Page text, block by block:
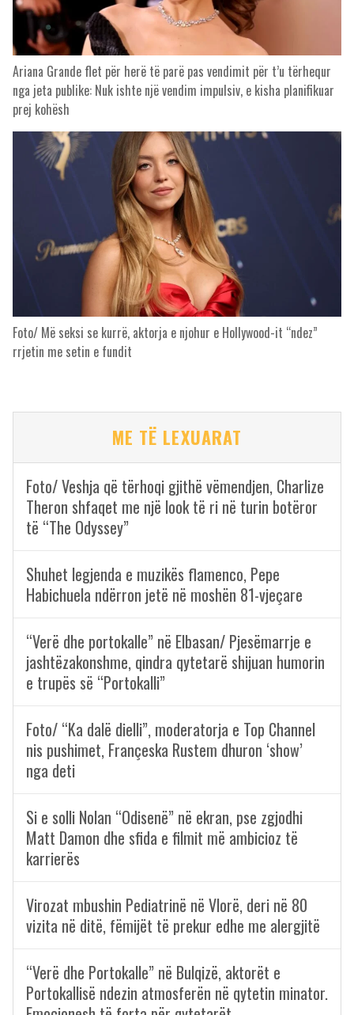
Ariana Grande flet për herë të parë pas vendimit për t’u tërhequr
nga jeta publike: Nuk ishte një vendim impulsiv, e kisha planifikuar
prej kohësh
Foto/ Më seksi se kurrë, aktorja e njohur e Hollywood-it “ndez”
rrjetin me setin e fundit
ME TË LEXUARAT
Foto/ Veshja që tërhoqi gjithë vëmendjen, Charlize
Theron shfaqet me një look të ri në turin botëror
të “The Odyssey”
Shuhet legjenda e muzikës flamenco, Pepe
Habichuela ndërron jetë në moshën 81-vjeçare
“Verë dhe portokalle” në Elbasan/ Pjesëmarrje e
jashtëzakonshme, qindra qytetarë shijuan humorin
e trupës së “Portokalli”
Foto/ “Ka dalë dielli”, moderatorja e Top Channel
nis pushimet, Françeska Rustem dhuron ‘show’
nga deti
Si e solli Nolan “Odisenë” në ekran, pse zgjodhi
Matt Damon dhe sfida e filmit më ambicioz të
karrierës
Virozat mbushin Pediatrinë në Vlorë, deri në 80
vizita në ditë, fëmijët të prekur edhe me alergjitë
“Verë dhe Portokalle” në Bulqizë, aktorët e
Portokallisë ndezin atmosferën në qytetin minator.